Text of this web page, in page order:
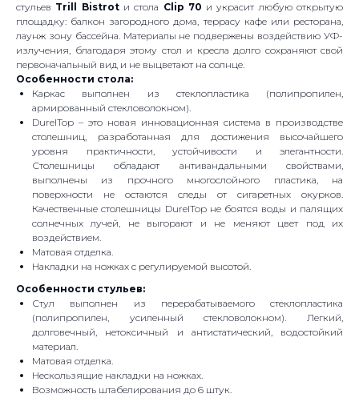
стульев Trill Bistrot и стола Clip 70 и украсит любую открытую
площадку: балкон загородного дома, террасу кафе или ресторана,
лаунж зону бассейна. Материалы не подвержены воздействию УФ-
излучения, благодаря этому стол и кресла долго сохраняют свой
первоначальный вид и не выцветают на солнце.
Особенности стола:
Каркас выполнен из стеклопластика (полипропилен,
армированный стекловолокном).
DurelTop – это новая инновационная система в производстве
столешниц, разработанная для достижения высочайшего
уровня практичности, устойчивости и элегантности.
Столешницы обладают антивандальными свойствами,
выполнены из прочного многослойного пластика, на
поверхности не остаются следы от сигаретных окурков.
Качественные столешницы DurelTop не боятся воды и палящих
солнечных лучей, не выгорают и не меняют цвет под их
воздействием.
Матовая отделка.
Накладки на ножках с регулируемой высотой.
Особенности стульев:
Стул выполнен из перерабатываемого стеклопластика
(полипропилен, усиленный стекловолокном). Легкий,
долговечный, нетоксичный и антистатический, водостойкий
материал.
Матовая отделка.
Нескользящие накладки на ножках.
Возможность штабелирования до 6 штук.